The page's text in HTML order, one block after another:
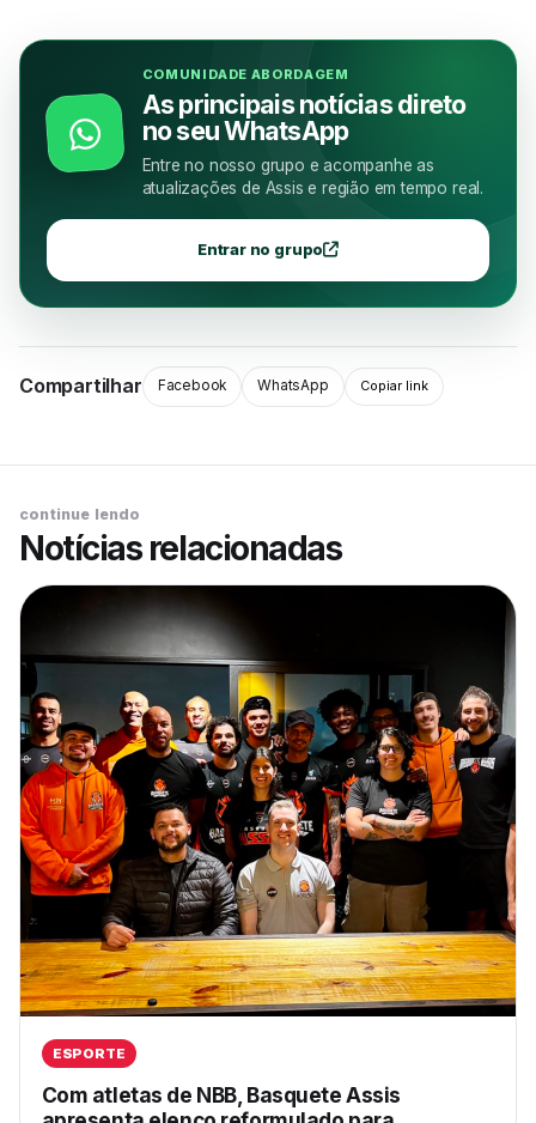
COMUNIDADE ABORDAGEM
As principais notícias direto
no seu WhatsApp
Entre no nosso grupo e acompanhe as
atualizações de Assis e região em tempo real.
Entrar no grupo
Compartilhar Facebook WhatsApp Copiar link
continue lendo
Notícias relacionadas
ESPORTE
Com atletas de NBB, Basquete Assis